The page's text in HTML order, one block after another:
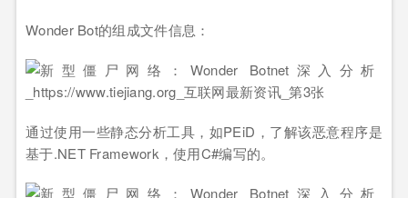
Wonder Bot的组成文件信息：
通过使用一些静态分析工具，如PEiD，了解该恶意程序是
基于.NET Framework，使用C#编写的。